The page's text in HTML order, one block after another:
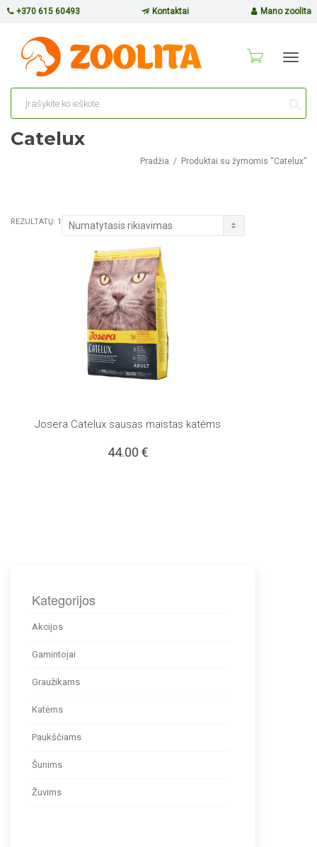
+370 615 60493 Kontaktai Mano zoolita
Catelux
Pradžia Produktai su žymomis “Catelux”
REZULTATŲ: 1
Josera Catelux sausas maistas katėms
44.00 €
Kategorijos
Akcijos
Gamintojai
Graužikams
Katėms
Paukščiams
Šunims
Žuvims